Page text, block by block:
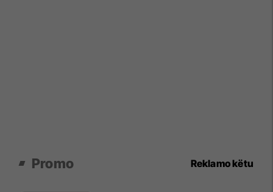
Promo Reklamo këtu